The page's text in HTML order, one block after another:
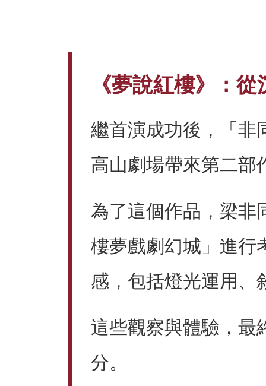
《夢說紅樓》：
繼首演成功後，「非
高山劇場帶來第二部
為了這個作品，梁非
樓夢戲劇幻城」進行
感，包括燈光運用、
這些觀察與體驗，最
分。